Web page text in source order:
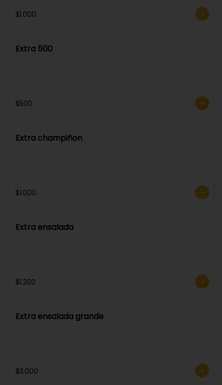
$1.000
Extra 500
$500
Extra champiñon
$1.000
Extra ensalada
$1.200
Extra ensalada grande
$3.000